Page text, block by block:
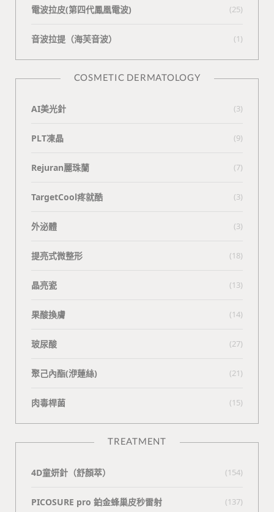
電波拉皮(第四代鳳凰電波) (25)
⾳波拉提（海芙⾳波） (1)
COSMETIC DERMATOLOGY
AI美光針 (3)
PLT凍晶 (9)
Rejuran麗珠蘭 (7)
TargetCool疼就酷 (3)
外泌體 (3)
提亮式微整形 (18)
晶亮瓷 (13)
果酸換膚 (14)
玻尿酸 (27)
聚己內酯(洢蓮絲) (21)
肉毒桿菌 (15)
TREATMENT
4D童妍針（舒顏萃） (154)
PICOSURE pro 鉑金蜂巢皮秒雷射 (137)